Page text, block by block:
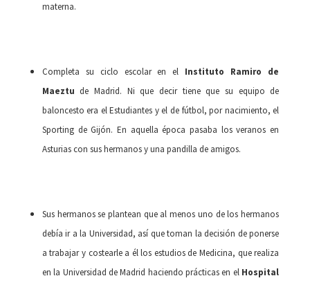
materna.
Completa su ciclo escolar en el Instituto Ramiro de
Maeztu de Madrid. Ni que decir tiene que su equipo de
baloncesto era el Estudiantes y el de fútbol, por nacimiento, el
Sporting de Gijón. En aquella época pasaba los veranos en
Asturias con sus hermanos y una pandilla de amigos.
Sus hermanos se plantean que al menos uno de los hermanos
debía ir a la Universidad, así que toman la decisión de ponerse
a trabajar y costearle a él los estudios de Medicina, que realiza
en la Universidad de Madrid haciendo prácticas en el Hospital